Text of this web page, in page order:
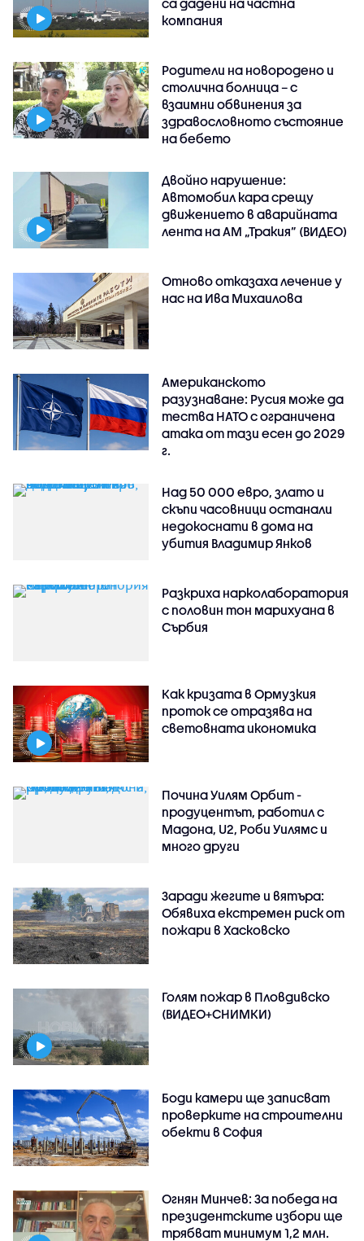
са дадени на частна
компания
Родители на новородено и
столична болница – с
взаимни обвинения за
здравословното състояние
на бебето
Двойно нарушение:
Автомобил кара срещу
движението в аварийната
лента на АМ „Тракия” (ВИДЕО)
Отново отказаха лечение у
нас на Ива Михаилова
Американското
разузнаване: Русия може да
тества НАТО с ограничена
атака от тази есен до 2029
г.
Над 50 000 евро, злато и
скъпи часовници останали
недокоснати в дома на
убития Владимир Янков
Разкриха нарколаборатория
с половин тон марихуана в
Сърбия
Как кризата в Ормузкия
проток се отразява на
световната икономика
Почина Уилям Орбит -
продуцентът, работил с
Мадона, U2, Роби Уилямс и
много други
Заради жегите и вятъра:
Обявиха екстремен риск от
пожари в Хасковско
Голям пожар в Пловдивско
(ВИДЕО+СНИМКИ)
Боди камери ще записват
проверките на строителни
обекти в София
Огнян Минчев: За победа на
президентските избори ще
трябват минимум 1,2 млн.